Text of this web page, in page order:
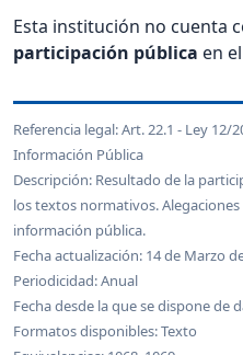
Esta institución no cuenta
participación pública en
Referencia legal: Art. 22.1 - Ley 12/
Información Pública
Descripción: Resultado de la
los textos normativos.
información pública.
Fecha actualización: 14 de Marzo
Periodicidad: Anual
Fecha desde la que se dispone de
Formatos disponibles: Texto